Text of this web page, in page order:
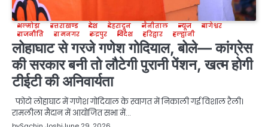
अल्मोड़ा उत्तराखण्ड देश देहरादून नैनीताल न्यूज
बागेश्वर
राजनीति
रामनगर रुद्रपुर विदेश हरिद्वार हल्द्वानी
लोहाघाट से गरजे गणेश गोदियाल, बोले— कांग्रेस
की सरकार बनी तो लौटेगी पुरानी पेंशन, खत्म होगी
टीईटी की अनिवार्यता
फोटो लोहाघाट में गणेश गोदियाल के स्वागत में निकाली गई विशाल रैली।
रामलीला मैदान में आयोजित सभा में…